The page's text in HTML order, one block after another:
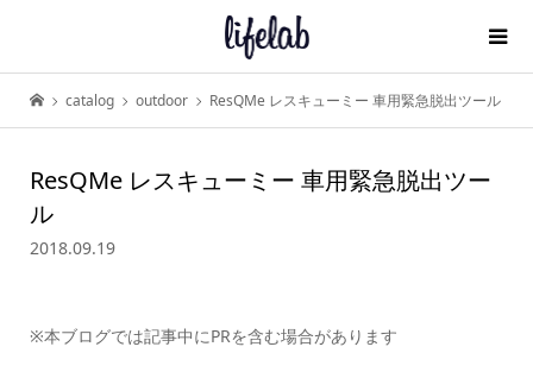
catalog outdoor ResQMe レスキューミー 車用緊急脱出ツール
ResQMe レスキューミー 車用緊急脱出ツー
ル
2018.09.19
※本ブログでは記事中にPRを含む場合があります